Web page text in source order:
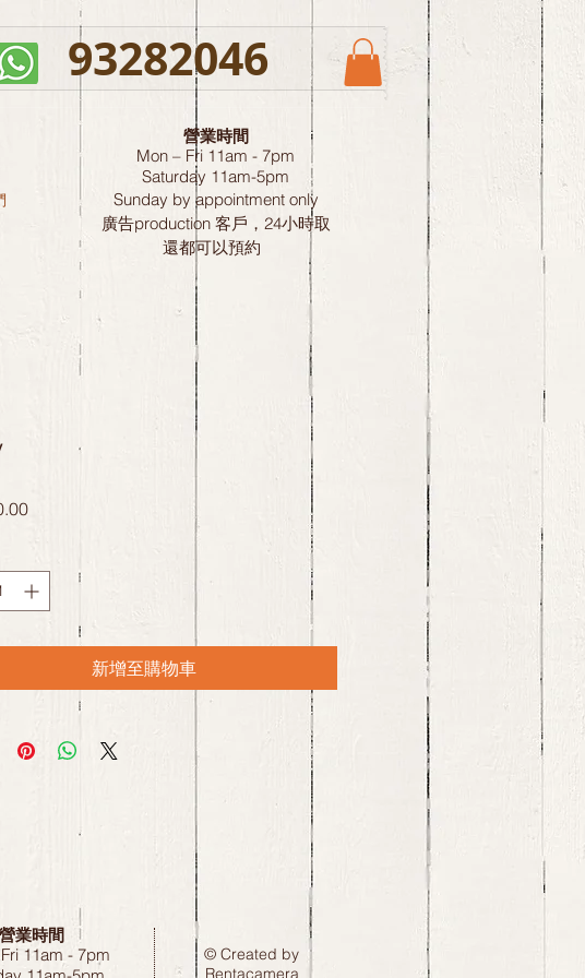
93282046
營業時間
Mon – Fri 11am - 7pm
Saturday 11am-5pm
Sunday by appointment only
廣告production 客戶，24小時取
還都可以預約
價
新增至購物車
營業時間
11am - 7pm
© Created by
Rentacamera